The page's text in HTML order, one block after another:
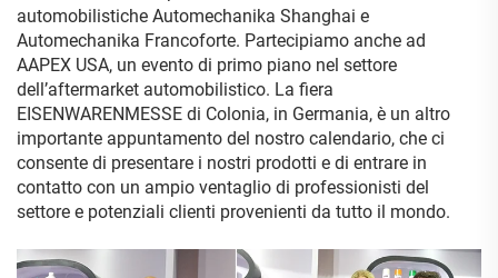
automobilistiche Automechanika Shanghai e
Automechanika Francoforte. Partecipiamo anche ad
AAPEX USA, un evento di primo piano nel settore
dell’aftermarket automobilistico. La fiera
EISENWARENMESSE di Colonia, in Germania, è un altro
importante appuntamento del nostro calendario, che ci
consente di presentare i nostri prodotti e di entrare in
contatto con un ampio ventaglio di professionisti del
settore e potenziali clienti provenienti da tutto il mondo.